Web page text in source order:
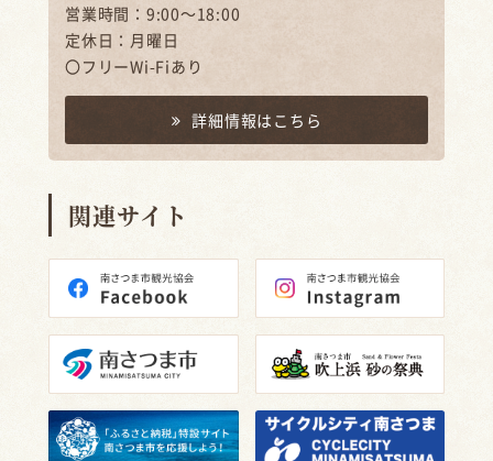
営業時間：9:00～18:00
定休日：月曜日
〇フリーWi-Fiあり
詳細情報はこちら
関連サイト